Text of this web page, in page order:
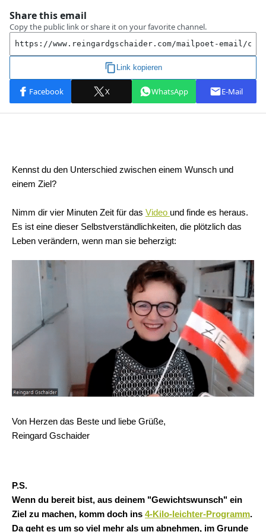
Kennst du den Unterschied zwischen einem Wunsch und
einem Ziel?
Nimm dir vier Minuten Zeit für das Video und finde es heraus.
Es ist eine dieser Selbstverständlichkeiten, die plötzlich das
Leben verändern, wenn man sie beherzigt:
Von Herzen das Beste und liebe Grüße,
Reingard Gschaider
P.S.
Wenn du bereit bist, aus deinem "Gewichtswunsch" ein
Ziel zu machen, komm doch ins 4-Kilo-leichter-Programm.
Da geht es um so viel mehr als um abnehmen, im Grunde